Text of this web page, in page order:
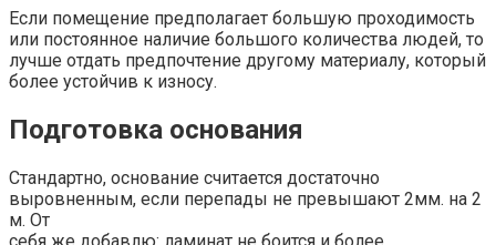
Если помещение предполагает большую проходимость
или постоянное наличие большого количества людей, то
лучше отдать предпочтение другому материалу, который
более устойчив к износу.
Подготовка основания
Стандартно, основание считается достаточно
выровненным, если перепады не превышают 2мм. на 2
м. От